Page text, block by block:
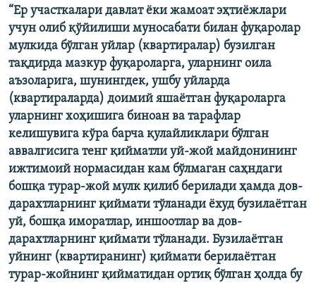
“Ер участкалари давлат ёки жамоат эҳтиёжлари
учун олиб қўйилиши муносабати билан фуқаролар
мулкида бўлган уйлар (квартиралар) бузилган
тақдирда мазкур фуқароларга, уларнинг оила
аъзоларига, шунингдек, ушбу уйларда
(квартираларда) доимий яшаётган фуқароларга
уларнинг хоҳишига биноан ва тарафлар
келишувига кўра барча қулайликлари бўлган
аввалгисига тенг қийматли уй-жой майдонининг
ижтимоий нормасидан кам бўлмаган саҳндаги
бошқа турар-жой мулк қилиб берилади ҳамда дов-
дарахтларнинг қиймати тўланади ёхуд бузилаётган
уй, бошқа иморатлар, иншоотлар ва дов-
дарахтларнинг қиймати тўланади. Бузилаётган
уйнинг (квартиранинг) қиймати берилаётган
турар-жойнинг қийматидан ортиқ бўлган ҳолда бу